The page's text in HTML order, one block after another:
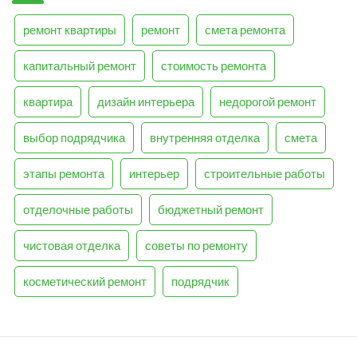
ремонт квартиры ремонт смета ремонта
капитальный ремонт стоимость ремонта
квартира дизайн интерьера недорогой ремонт
выбор подрядчика внутренняя отделка смета
этапы ремонта интерьер строительные работы
отделочные работы бюджетный ремонт
чистовая отделка советы по ремонту
косметический ремонт подрядчик